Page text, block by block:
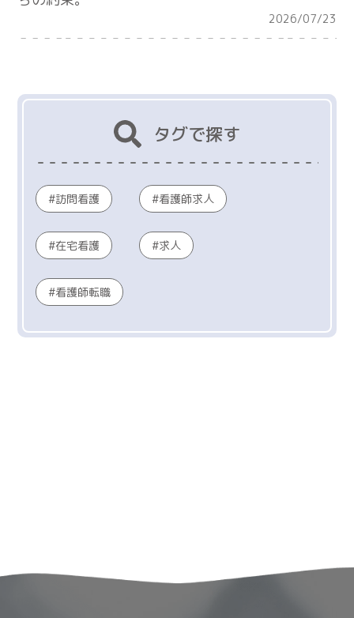
2026/07/23
タグで探す
訪問看護 看護師求人
在宅看護 求人
看護師転職